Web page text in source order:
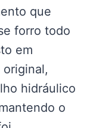
que
forro todo
em
hidráulico
o